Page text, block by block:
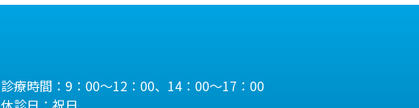
診療時間：9：00～12：00、14：00～17：00